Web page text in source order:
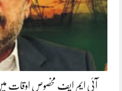
آئی ایم ایف مخصوص اوقات